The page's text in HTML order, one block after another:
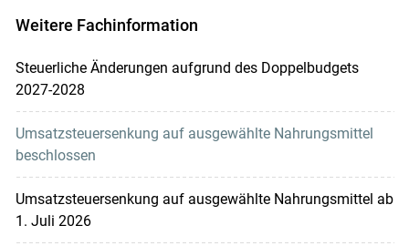
Weitere Fachinformation
Steuerliche Änderungen aufgrund des Doppelbudgets
2027-2028
Umsatzsteuersenkung auf ausgewählte Nahrungsmittel
beschlossen
Umsatzsteuersenkung auf ausgewählte Nahrungsmittel ab
1. Juli 2026